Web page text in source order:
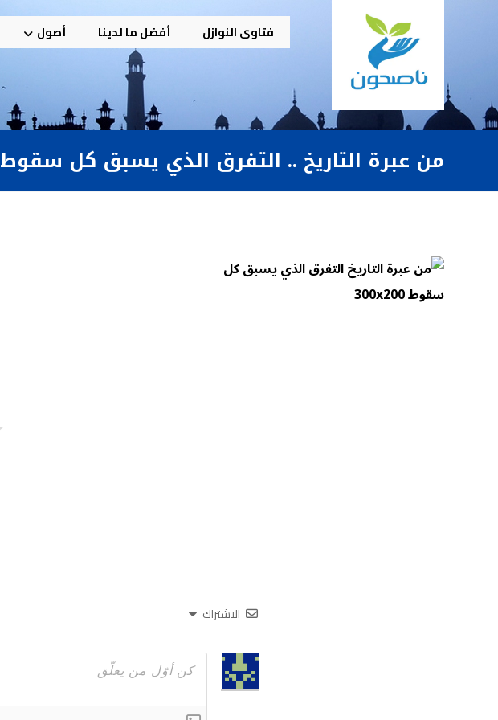
فتاوى النوازل أفضل ما لدينا أصول
من عبرة التاريخ .. التفرق الذي يسبق كل سقوط
الاشتراك